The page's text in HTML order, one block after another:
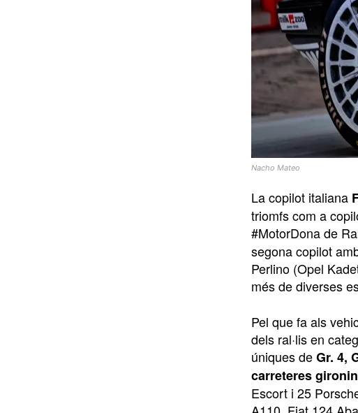
Nacho Mateo
La copilot italiana
triomfs com a
#MotorDona de
segona copilot
Perlino (Opel
més de diverses
Pel que fa als
dels ral·lis en
úniques deGr. 4,
carreteres
Escort i 25